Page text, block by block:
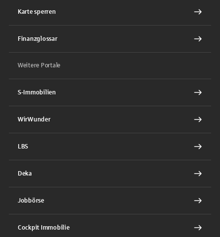
Karte sperren
Finanzglossar
Weitere Portale
S-Immobilien
WirWunder
LBS
Deka
Jobbörse
Cockpit Immobilie